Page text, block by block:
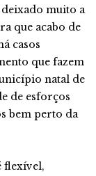
deixado muito a
que acabo de
casos
que fazem
natal de
de esforços
bem perto da
flexível,